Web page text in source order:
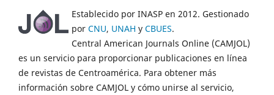
Establecido por INASP en 2012. Gestionado
por CNU, UNAH y CBUES.
Central American Journals Online (CAMJOL)
es un servicio para proporcionar publicaciones en línea
de revistas de Centroamérica. Para obtener más
información sobre CAMJOL y cómo unirse al servicio,